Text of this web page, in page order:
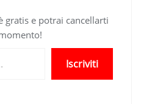
gratis e potrai cancellarti
Iscriviti